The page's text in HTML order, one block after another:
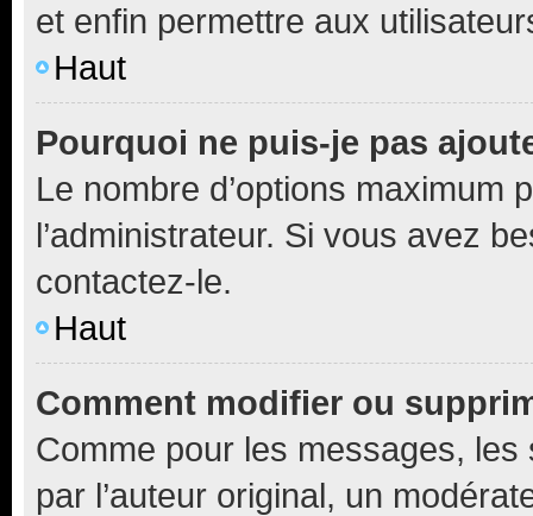
et enfin permettre aux
Haut
Pourquoi ne puis-je pas
Le nombre d’options maximum
l’administrateur. Si vous avez
contactez-le.
Haut
Comment modifier ou
Comme pour les messages,
par l’auteur original, un